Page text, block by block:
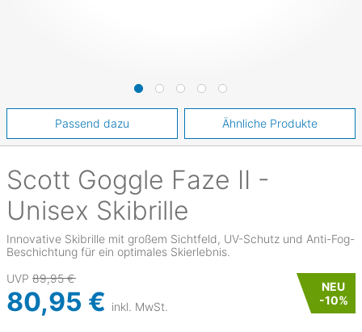
Scott Goggle Faze II -
Unisex Skibrille
Innovative Skibrille mit großem Sichtfeld, UV-Schutz und Anti-Fog-
Beschichtung für ein optimales Skierlebnis.
UVP 89,95 €
80,95 € inkl. MwSt.
NEU
-10%
Passend dazu Ähnliche Produkte